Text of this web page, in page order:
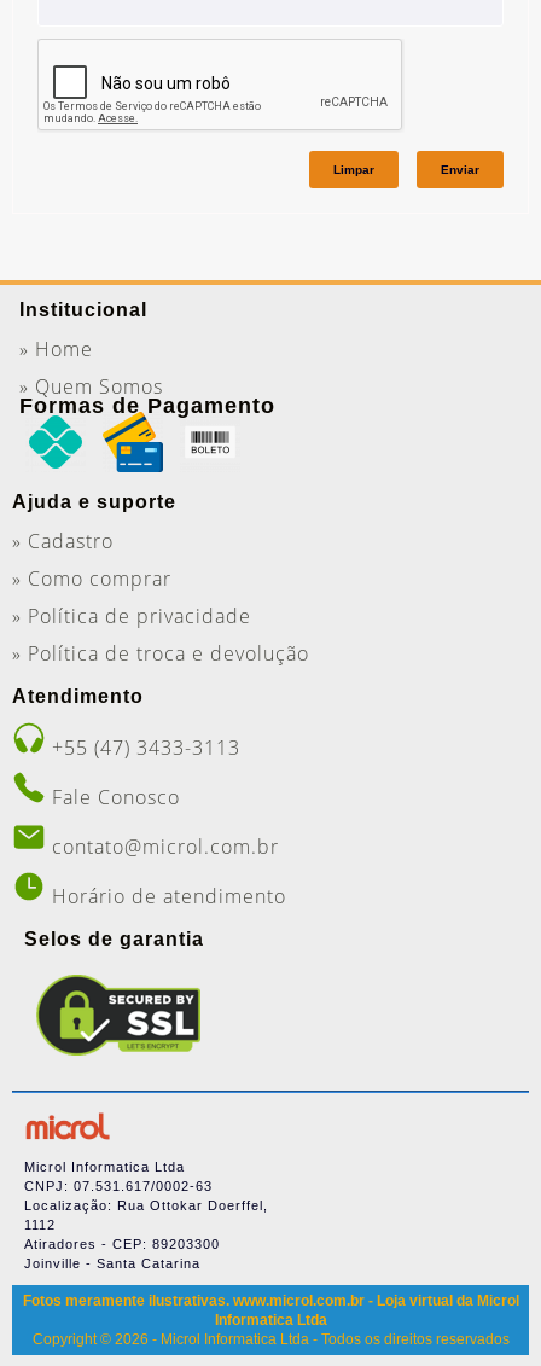
Institucional
» Home
» Quem Somos
Formas de Pagamento
Ajuda e suporte
» Cadastro
» Como comprar
» Política de privacidade
» Política de troca e devolução
Atendimento
+55 (47) 3433-3113
Fale Conosco
contato@microl.com.br
Horário de atendimento
Selos de garantia
Microl Informatica Ltda
CNPJ: 07.531.617/0002-63
Localização: Rua Ottokar Doerffel,
1112
Atiradores - CEP: 89203300
Joinville - Santa Catarina
Fotos meramente ilustrativas. www.microl.com.br - Loja virtual da Microl
Informatica Ltda
Copyright © 2026 - Microl Informatica Ltda - Todos os direitos reservados